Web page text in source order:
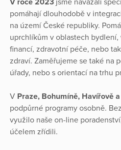
V roce 2023 jsme navázali
pomáhají dlouhodobě v
na území České republiky.
uprchlíkům v oblastech bydlení,
financí, zdravotní péče, nebo
zdraví. Zaměřujeme se také na
úřady, nebo s orientací na trhu
V Praze, Bohumíně, Havířově
podpůrné programy osobně.
využilo naše on-line
účelem zřídili.